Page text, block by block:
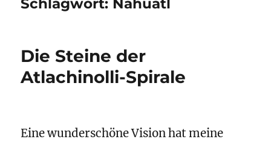
Schlagwort: Nahuatl
Die Steine der
Atlachinolli-Spirale
Eine wunderschöne Vision hat meine